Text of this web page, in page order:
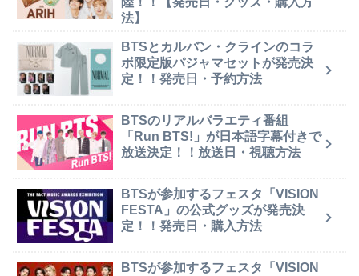
法】
BTSとカルバン・クラインのコラ
ボ限定版パジャマセットが発売決
定！！発売日・予約方法
BTSのリアルバラエティ番組
「Run BTS!」が日本語字幕付きで
放送決定！！放送日・視聴方法
BTSが参加するフェスタ「VISION
FESTA」の公式グッズが発売決
定！！発売日・購入方法
BTSが参加するフェスタ「VISION